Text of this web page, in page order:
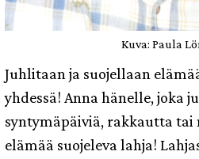
Kuva: Paula
Juhlitaan ja suojellaan
yhdessä! Anna hänelle, joka
syntymäpäiviä, rakkautta tai
elämää suojeleva lahja!